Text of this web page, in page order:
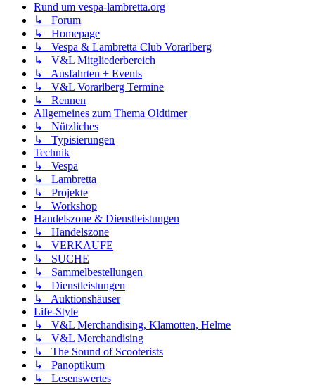
Rund um vespa-lambretta.org
↳ Forum
↳ Homepage
↳ Vespa & Lambretta Club Vorarlberg
↳ V&L Mitgliederbereich
↳ Ausfahrten + Events
↳ V&L Vorarlberg Termine
↳ Rennen
Allgemeines zum Thema Oldtimer
↳ Nützliches
↳ Typisierungen
Technik
↳ Vespa
↳ Lambretta
↳ Projekte
↳ Workshop
Handelszone & Dienstleistungen
↳ Handelszone
↳ VERKAUFE
↳ SUCHE
↳ Sammelbestellungen
↳ Dienstleistungen
↳ Auktionshäuser
Life-Style
↳ V&L Merchandising, Klamotten, Helme
↳ V&L Merchandising
↳ The Sound of Scooterists
↳ Panoptikum
↳ Lesenswertes